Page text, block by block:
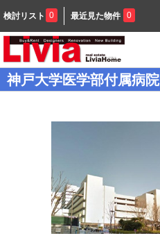
検討リスト 0 最近見た物件 0
神戸大学医学部付属病院